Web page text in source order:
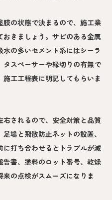
の状態で決まるので、施工業
きましょう。サビのある金属
の多いセメント系にはシーラ
タスペーサーや縁切りの有無で
工工程表に明記してもらいま
されるので、安全対策と品質
場と飛散防止ネットの設置、
打ち合わせるとトラブルが減
告書、塗料のロット番号、乾燥
の点検がスムーズになりま